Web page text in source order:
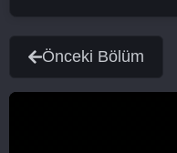
Önceki Bölüm